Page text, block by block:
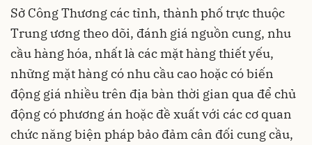
Sở Công Thương các tỉnh, thành phố trực thuộc
Trung ương theo dõi, đánh giá nguồn cung, nhu
cầu hàng hóa, nhất là các mặt hàng thiết yếu,
những mặt hàng có nhu cầu cao hoặc có biến
động giá nhiều trên địa bàn thời gian qua để chủ
động có phương án hoặc đề xuất với các cơ quan
chức năng biện pháp bảo đảm cân đối cung cầu,